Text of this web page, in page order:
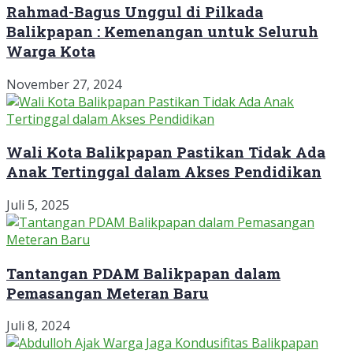
Rahmad-Bagus Unggul di Pilkada
Balikpapan : Kemenangan untuk Seluruh
Warga Kota
November 27, 2024
Wali Kota Balikpapan Pastikan Tidak Ada
Anak Tertinggal dalam Akses Pendidikan
Juli 5, 2025
Tantangan PDAM Balikpapan dalam
Pemasangan Meteran Baru
Juli 8, 2024